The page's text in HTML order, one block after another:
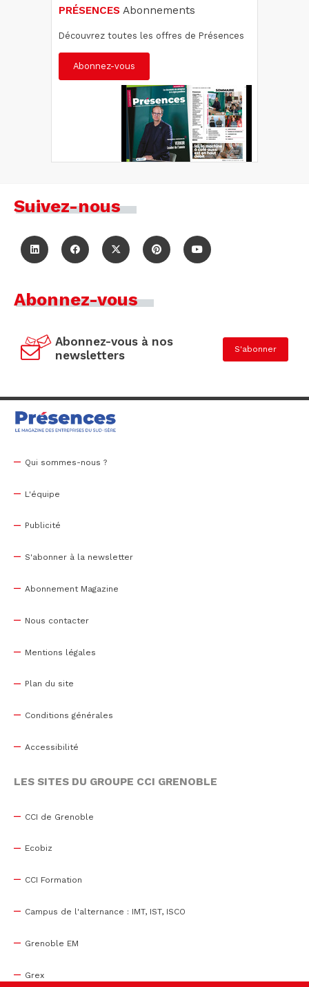
PRÉSENCES Abonnements
Découvrez toutes les offres de Présences
Abonnez-vous
Suivez-nous
Abonnez-vous
Abonnez-vous à nos
newsletters
S'abonner
Qui sommes-nous ?
L'équipe
Publicité
S'abonner à la newsletter
Abonnement Magazine
Nous contacter
Mentions légales
Plan du site
Conditions générales
Accessibilité
LES SITES DU GROUPE CCI GRENOBLE
CCI de Grenoble
Ecobiz
CCI Formation
Campus de l'alternance : IMT, IST, ISCO
Grenoble EM
Grex